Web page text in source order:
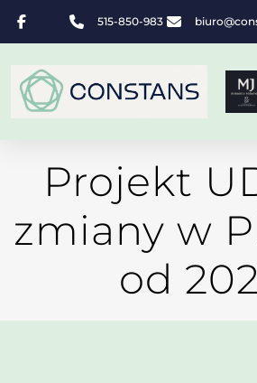
515-850-983
Projekt
zmiany w
od